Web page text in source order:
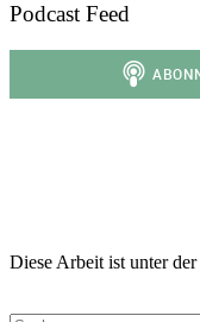
Podcast Feed
Diese Arbeit ist unter der